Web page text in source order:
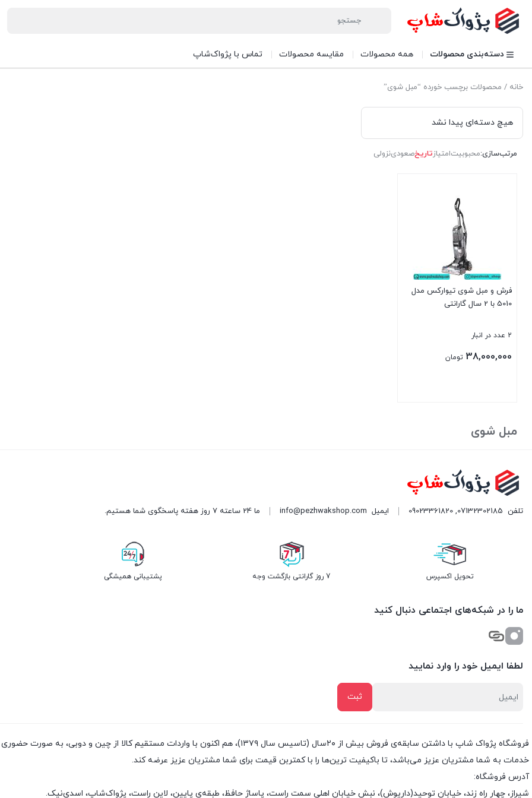
دسته‌بندی محصولات همه محصولات مقایسه محصولات تماس با پژواک‌شاپ
خانه / محصولات برچسب خورده “مبل شوی”
هیچ دسته‌ای پیدا نشد
مرتب‌سازی:محبوبیتامتیازتاریخصعودینزولی
فرش و مبل شوی تیوارکس مدل
5010 با 2 سال گارانتی
2 عدد در انبار
38,000,000 تومان
مبل شوی
تلفن 07132302185
,
09023361820 ایمیل info@pezhwakshop.com ما 24 ساعته 7 روز هفته پاسخگوی شما هستیم.
تحویل اکسپرس 7 روز گارانتی بازگشت وجه پشتیبانی همیشگی
ما را در شبکه‌های اجتماعی دنبال کنید
لطفا ایمیل خود را وارد نمایید
فروشگاه پژواک شاپ با داشتن سابقه‌ی فروش بیش از ۲۰سال (تاسیس سال ۱۳۷۹)، هم اکنون با واردات
خدمات به شما مشتریان عزیز می‌باشد، تا باکیفیت ترین‌ها را با کمتربن قیمت برای شما مشتریان عزیز عرضه کند.
آدرس فروشگاه:
شیراز، چهار راه زند، خیابان توحید(داریوش)، نبش خیابان اهلی سمت راست، پاساژ حافظ، طبقه‌ی پایین، لاین راست، پژواک‌شاپ، اسدی‌نیک.